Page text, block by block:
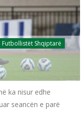
Futbollistët Shqiptarë
ka nisur edhe
seancën e parë